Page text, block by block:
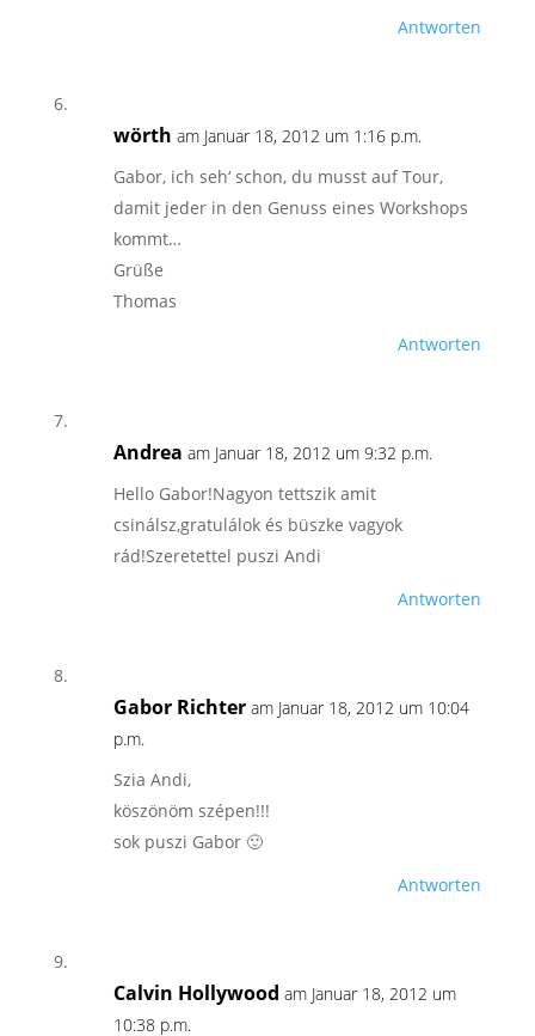
Antworten
wörth am Januar 18, 2012 um 1:16 p.m.
Gabor, ich seh‘ schon, du musst auf Tour,
damit jeder in den Genuss eines Workshops
kommt…
Grüße
Thomas
Antworten
Andrea am Januar 18, 2012 um 9:32 p.m.
Hello Gabor!Nagyon tettszik amit
csinálsz,gratulálok és büszke vagyok
rád!Szeretettel puszi Andi
Antworten
Gabor Richter am Januar 18, 2012 um 10:04
p.m.
Szia Andi,
köszönöm szépen!!!
sok puszi Gabor 🙂
Antworten
Calvin Hollywood am Januar 18, 2012 um
10:38 p.m.